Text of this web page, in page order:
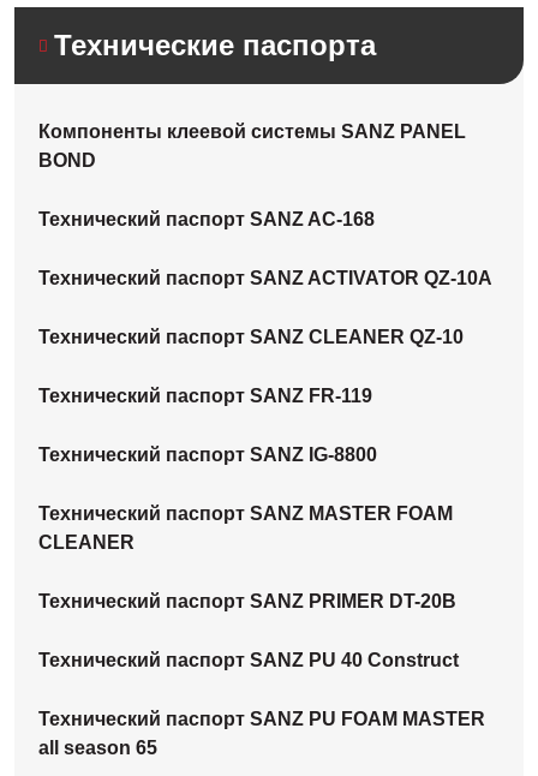
Технические паспорта
Компоненты клеевой системы SANZ PANEL
BOND
Технический паспорт SANZ AC-168
Технический паспорт SANZ ACTIVATOR QZ-10A
Технический паспорт SANZ CLEANER QZ-10
Технический паспорт SANZ FR-119
Технический паспорт SANZ IG-8800
Технический паспорт SANZ MASTER FOAM
CLEANER
Технический паспорт SANZ PRIMER DT-20B
Технический паспорт SANZ PU 40 Construct
Технический паспорт SANZ PU FOAM MASTER
all season 65